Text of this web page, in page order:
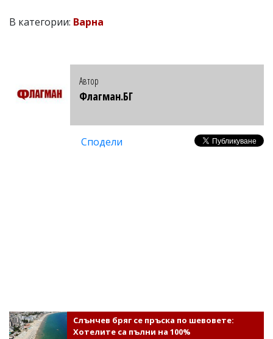
В категории: Варна
Автор
Флагман.БГ
Сподели
Слънчев бряг се пръска по шевовете:
Хотелите са пълни на 100%